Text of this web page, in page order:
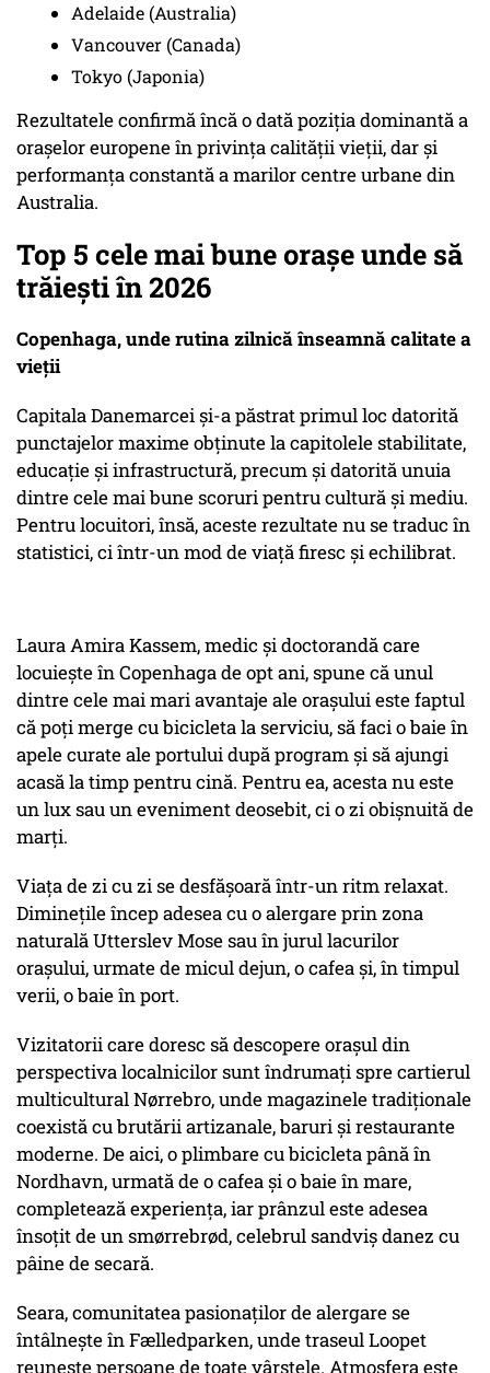
Adelaide (Australia)
Vancouver (Canada)
Tokyo (Japonia)
Rezultatele confirmă încă o dată poziția dominantă a
orașelor europene în privința calității vieții, dar și
performanța constantă a marilor centre urbane din
Australia.
Top 5 cele mai bune orașe unde să
trăiești în 2026
Copenhaga, unde rutina zilnică înseamnă calitate a
vieții
Capitala Danemarcei și-a păstrat primul loc datorită
punctajelor maxime obținute la capitolele stabilitate,
educație și infrastructură, precum și datorită unuia
dintre cele mai bune scoruri pentru cultură și mediu.
Pentru locuitori, însă, aceste rezultate nu se traduc în
statistici, ci într-un mod de viață firesc și echilibrat.
Laura Amira Kassem, medic și doctorandă care
locuiește în Copenhaga de opt ani, spune că unul
dintre cele mai mari avantaje ale orașului este faptul
că poți merge cu bicicleta la serviciu, să faci o baie în
apele curate ale portului după program și să ajungi
acasă la timp pentru cină. Pentru ea, acesta nu este
un lux sau un eveniment deosebit, ci o zi obișnuită de
marți.
Viața de zi cu zi se desfășoară într-un ritm relaxat.
Diminețile încep adesea cu o alergare prin zona
naturală Utterslev Mose sau în jurul lacurilor
orașului, urmate de micul dejun, o cafea și, în timpul
verii, o baie în port.
Vizitatorii care doresc să descopere orașul din
perspectiva localnicilor sunt îndrumați spre cartierul
multicultural Nørrebro, unde magazinele tradiționale
coexistă cu brutării artizanale, baruri și restaurante
moderne. De aici, o plimbare cu bicicleta până în
Nordhavn, urmată de o cafea și o baie în mare,
completează experiența, iar prânzul este adesea
însoțit de unsmørrebrød, celebrul sandviș danez cu
pâine de secară.
Seara, comunitatea pasionaților de alergare se
întâlnește în Fælledparken, unde traseul Loopet
reunește persoane de toate vârstele. Atmosfera este